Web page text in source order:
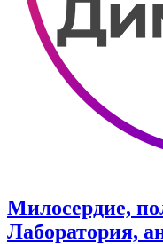
Милосердие,
Лаборатория,